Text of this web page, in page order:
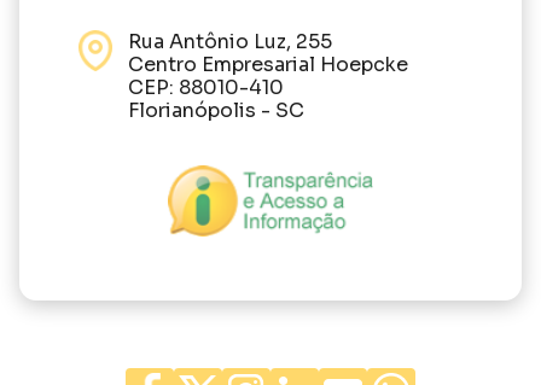
Rua Antônio Luz, 255
Centro Empresarial Hoepcke
CEP: 88010-410
Florianópolis - SC